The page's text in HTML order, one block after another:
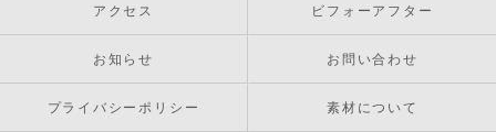
アクセス ビフォーアフター
お知らせ お問い合わせ
プライバシーポリシー 素材について